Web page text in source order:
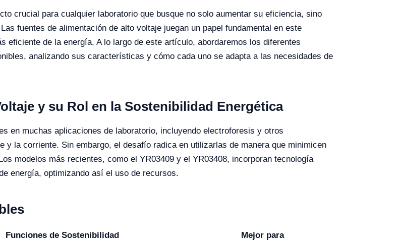
crucial para cualquier laboratorio que busque no solo aumentar su eficiencia, sino
fuentes de alimentación de alto voltaje juegan un papel fundamental en este
eficiente de la energía. A lo largo de este artículo, abordaremos los diferentes
analizando sus características y cómo cada uno se adapta a las necesidades de
y su Rol en la Sostenibilidad Energética
en muchas aplicaciones de laboratorio, incluyendo electroforesis y otros
y la corriente. Sin embargo, el desafío radica en utilizarlas de manera que minimicen
modelos más recientes, como el YR03409 y el YR03408, incorporan tecnología
energía, optimizando así el uso de recursos.
Funciones de Sostenibilidad Mejor para